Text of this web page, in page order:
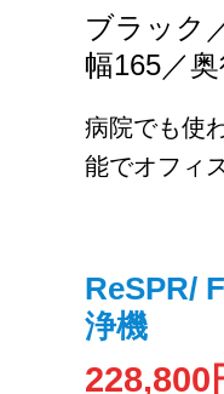
ブラック
幅165／
病院でも使
能でオフィ
ReSPR/
浄機
228,800